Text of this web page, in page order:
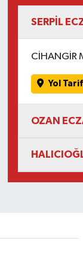
SERPİL
CİHANGİR
Yol
OZAN